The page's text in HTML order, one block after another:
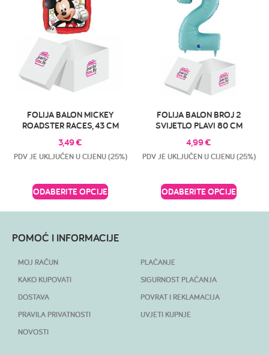
FOLIJA BALON MICKEY
ROADSTER RACES, 43 CM
3,49€
PDV JE UKLJUČEN U CIJENU (25%)
ODABERITE OPCIJE
FOLIJA BALON BROJ 2
SVIJETLO PLAVI 80 CM
4,99€
PDV JE UKLJUČEN U CIJENU (25%)
ODABERITE OPCIJE
POMOĆ I INFORMACIJE
MOJ RAČUN
KAKO KUPOVATI
DOSTAVA
PRAVILA PRIVATNOSTI
NOVOSTI
PLAĆANJE
SIGURNOST PLAĆANJA
POVRAT I REKLAMACIJA
UVJETI KUPNJE